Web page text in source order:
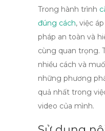
Trong hành trình
đúng cách, việc
pháp an toàn và
cùng quan trọng.
nhiều cách và
những phương
quả nhất trong
video của mình.